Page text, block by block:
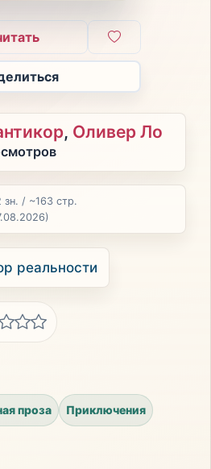
, Оливер Ло
зн. / ~163 стр.
реальности
проза Приключения